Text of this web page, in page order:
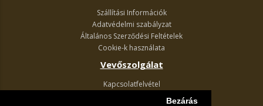
Bezárás
Szállítási Információk
Adatvédelmi szabályzat
Általános Szerződési Feltételek
Cookie-k használata
Vevőszolgálat
Kapcsolatfelvétel